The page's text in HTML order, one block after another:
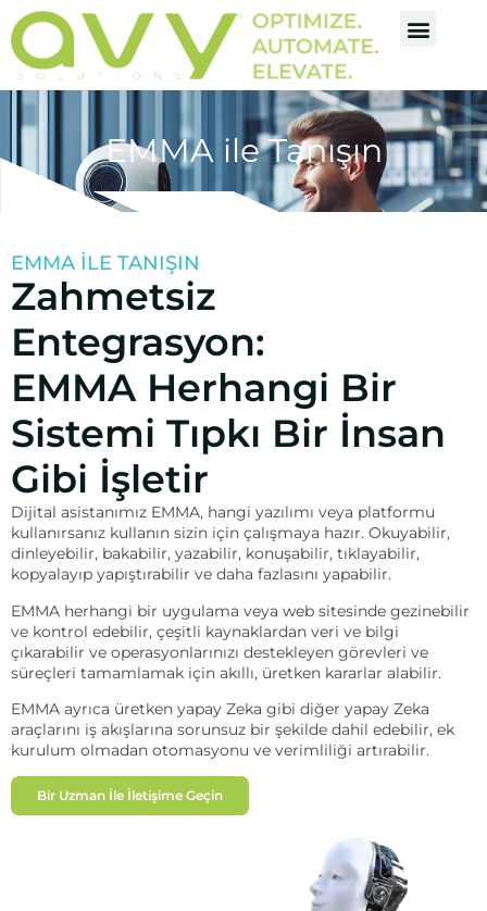
EMMA ile Tanışın
EMMA ILE TANIŞIN
Zahmetsiz
Entegrasyon:
EMMA Herhangi Bir
Sistemi Tıpkı Bir İnsan
Gibi İşletir
Dijital asistanımız EMMA, hangi yazılımı veya platformu
kullanırsanız kullanın sizin için çalışmaya hazır. Okuyabilir,
dinleyebilir, bakabilir, yazabilir, konuşabilir, tıklayabilir,
kopyalayıp yapıştırabilir ve daha fazlasını yapabilir.
EMMA herhangi bir uygulama veya web sitesinde gezinebilir
ve kontrol edebilir, çeşitli kaynaklardan veri ve bilgi
çıkarabilir ve operasyonlarınızı destekleyen görevleri ve
süreçleri tamamlamak için akıllı, üretken kararlar alabilir.
EMMA ayrıca üretken yapay Zeka gibi diğer yapay Zeka
araçlarını iş akışlarına sorunsuz bir şekilde dahil edebilir, ek
kurulum olmadan otomasyonu ve verimliliği artırabilir.
Bir Uzman İle İletişime Geçin